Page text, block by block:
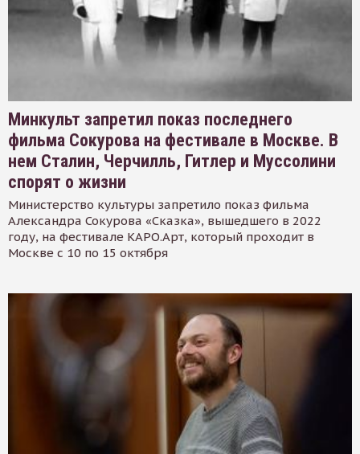
Минкульт запретил показ последнего
фильма Сокурова на фестивале в Москве. В
нем Сталин, Черчилль, Гитлер и Муссолини
спорят о жизни
Министерство культуры запретило показ фильма
Александра Сокурова «Сказка», вышедшего в 2022
году, на фестивале КАРО.Арт, который проходит в
Москве с 10 по 15 октября